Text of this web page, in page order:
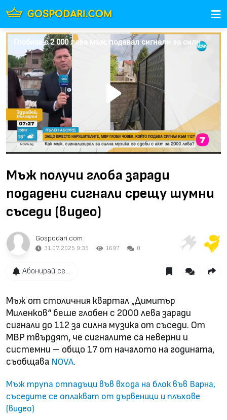
Мъж получи глоба заради
подадени сигнали срещу шумни
съседи (видео)
Gospodari.com
31.07.2025 9:35 1697 0
Абонирай се...
Мъж от столичния квартал „Димитър
Миленков“ беше глобен с 2000 лева заради
сигнали до 112 за силна музика от съседи. От
МВР твърдят, че сигналите са неверни и
системни – общо 17 от началото на годината,
съобщава NOVA.
Мъж трупа отпадъци във входа на блок във Варна,
съседите се оплакват от дървеници и плъхове
(видео)